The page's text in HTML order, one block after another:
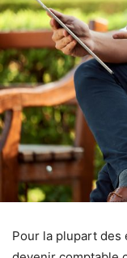
Pour la plupart